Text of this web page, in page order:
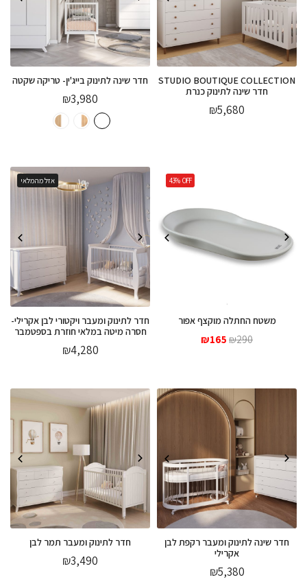
STUDIO BOUTIQUE COLLECTION
חדר שינה לתינוק כנרת
₪5,680
חדר שינה לתינוק בייג'ין- טריקה שקטה
₪3,980
43% OFF
משטח החתלה מוקצף אפור
₪290
המחיר
₪165
המחיר
אזל מהמלאי
חדר לתינוק ומעבר ויקטורי לבן אקרילי-
חסרה מיטה במלאי חוזרת בספטמבר
₪4,280
חדר שינה לתינוק ומעבר רקפת לבן
אקרילי
₪5,380
חדר לתינוק ומעבר תמר לבן
₪3,490